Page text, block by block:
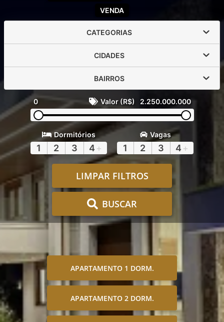
VENDA
CATEGORIAS
CIDADES
BAIRROS
0 Valor (R$) 2.250.000.000
Dormitórios
1 2 3 4 +
Vagas
1 2 3 4 +
LIMPAR FILTROS
BUSCAR
APARTAMENTO 1 DORM.
APARTAMENTO 2 DORM.